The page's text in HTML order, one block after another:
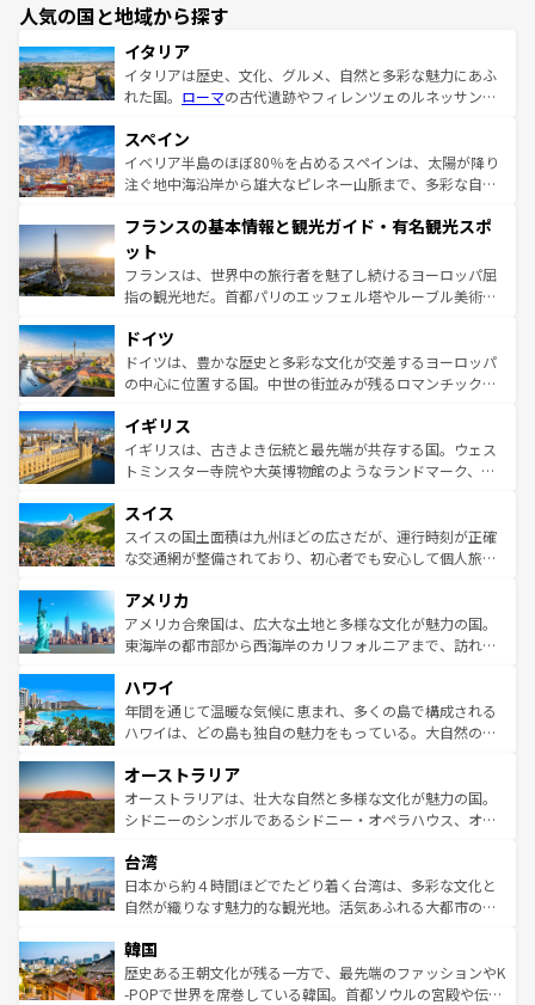
人気の国と地域から探す
イタリア
イタリアは歴史、文化、グルメ、自然と多彩な魅力にあふ
れた国。 ローマの古代遺跡やフィレンツェのルネッサンス
ろん、トスカーナの美しい田園風景やアマルフィ海岸の絶
景など、自然景観も見逃せない。観光の合間には、本場の
ピザやパスタなど、絶品のイタリア料理を堪能することも
ませてくれるイタリアで、忘れられない旅をしてみよう！
なお、新着のイタリア情報は
しい。
スペイン
イベリア半島のほぼ80％を占めるスペインは、太陽が降り
注ぐ地中海沿岸から雄大なピレネー山脈まで、多彩な自然
文化が根付くこの国では、情熱的なフラメンコ、熱気あふ
れる闘牛、そして美味しいタパスが生活の一部となってい
る。首都マドリードの洗練された雰囲気や、バルセロナの
アートに溢れた街角から、地方では古代ローマ遺跡や中世
せる。地方によって風土や気候が異なるスペインはその個
性で訪れる人を魅了する。 なお、新着のスペイン情報は コ
ンテンツ一覧を参照してほしい。
フランスの基本情報と観光ガイド・有名観光スポ
ット
フランスは、世界中の旅行者を魅了し続けるヨーロッパ屈
指の観光地だ。首都パリのエッフェル塔やルーブル美術館
で、幅広い魅力が詰まっている。華麗な宮殿、歴史的な大
聖堂、美しいビーチ、そして豊かな自然が、訪れる者を心
から魅了する。また、フランスは美食の国としても知ら
いる。シャンパンの発祥地であるランス、プロヴァンスの
香り高いラベンダー畑など、多彩な楽しみ方が可能だ。さ
らに、パリ以外の地域にも魅力が溢れており、どの街角に
れる地方に足を運ぶとそれぞれで全く異なる文化を体験で
きるだろう。 なお、新着のフランス情報はコンテンツ一覧
を参照してほしい。
ドイツ
ドイツは、豊かな歴史と多彩な文化が交差するヨーロッパ
の中心に位置する国。中世の街並みが残るロマンチック街
顔を持つこの国は、どこを歩いても飽きることがない。ベ
ルリンの文化的活気、バイエルン州のアルプスの絶景、そ
してライン川沿いのワイン畑といった風景は必見。ビール
は、お酒好きな人にはぜひ体験してほしい。 なお、新着の
ドイツ情報はコンテンツ一覧を参照してほしい。
イギリス
イギリスは、古きよき伝統と最先端が共存する国。ウェス
トミンスター寺院や大英博物館のようなランドマーク、歴
リアごとに異なる魅力がある。また、優雅なアフタヌーン
ティー、ビール好きにはたまらない英国パブ、サッカー観
戦など、本場だからこそできる体験も豊富。イギリスを旅
ンツ一覧を参照してほしい。
スイス
スイスの国土面積は九州ほどの広さだが、運行時刻が正確
な交通網が整備されており、初心者でも安心して個人旅行
の建物がそのまま残る町や、スイスならではのユニークな
博物館もあり、アルプス観光だけでなく町歩きも満喫する
ことができる。国民の所得が高いため物価も高いが、旅行
ば市内交通費無料で観光を楽しむこともできる。 なお、新
着のスイス情報はコンテンツ一覧 を参照してほしい。
アメリカ
アメリカ合衆国は、広大な土地と多様な文化が魅力の国。
東海岸の都市部から西海岸のカリフォルニアまで、訪れる
のような巨大都市は、観光、ショッピング、エンターテイ
ンメントが詰まった刺激的なスポットだ。一方、アメリカ
西部には大自然が広がり、グランドキャニオンやイエロー
部のニューオーリンズでは、音楽と美食が融合した独特の
文化が魅力。旅行者はアメリカの各地域で異なる魅力を楽
しみながら、その多様性と豊かな歴史を感じることができ
ならではの贅沢な旅のスタイルだ。 なお、新着のアメリカ
情報はコンテンツ一覧を参照してほしい。
ハワイ
年間を通じて温暖な気候に恵まれ、多くの島で構成される
ハワイは、どの島も独自の魅力をもっている。大自然の神
ワイ島は見逃せない。また、定番の観光地といえばオアフ
島だが、静かな自然を求めるならマウイ島やカウアイ島が
おすすめ。エメラルドグリーンに輝く海をはじめ、豊かな
れるおもてなしの心で訪れる人々を迎えてくれるハワイの
人々、おいしいローカルフードやハワイアンミュージッ
ク、伝統的なフラダンスなど、すべてがハワイの魅力を彩
ワイを、存分に味わってほしい。 なお、新着のハワイ情報
はコンテンツ一覧を参照してほしい。
オーストラリア
オーストラリアは、壮大な自然と多様な文化が魅力の国。
シドニーのシンボルであるシドニー・オペラハウス、オー
リアリーフや大陸中央部にそびえるウルル（エアーズロッ
ク）、タスマニアの美しい原生林やケアンズの熱帯雨林な
ど、見どころがたくさん。また、カフェやワイン、オージ
いる。アクティビティも充実しており、サーフィンやダイ
ビング、ハイキングなど、アウトドア好きにはたまらな
い。オーストラリアの多彩な魅力を存分に味わいつくそ
台湾
日本から約４時間ほどでたどり着く台湾は、多彩な文化と
自然が織りなす魅力的な観光地。活気あふれる大都市の台
ン）、静ひつな山岳地帯である台湾東部など、都市の喧騒
と山間の静けさが共存しており、訪れる人に新しい発見と
驚きをもたらしてくれる。また、奥深い台湾の食文化も魅
韓国
歴史ある王朝文化が残る一方で、最先端のファッションやK
-POPで世界を席巻している韓国。首都ソウルの宮殿や伝統